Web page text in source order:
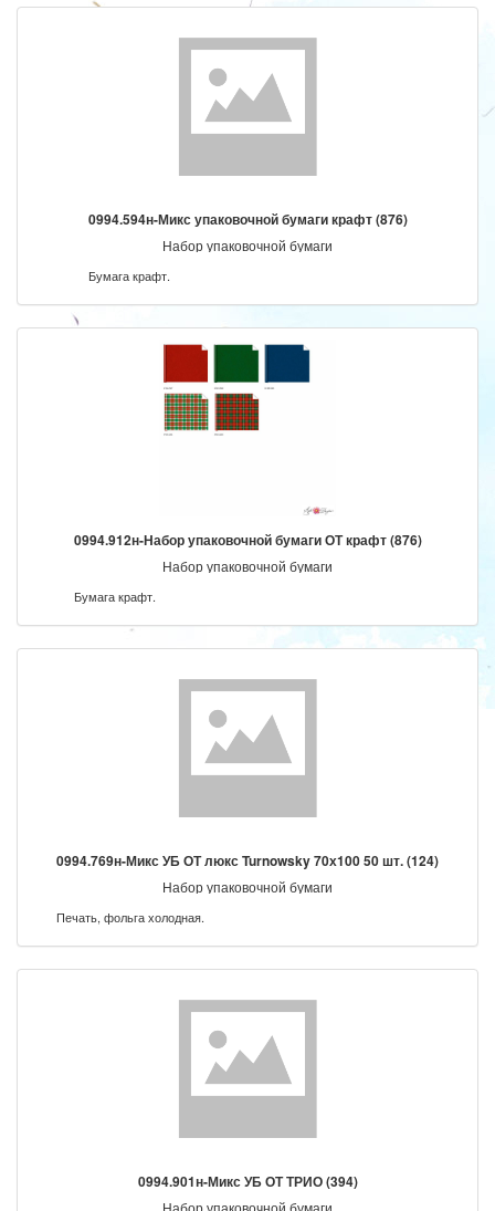
0994.594н-Микс упаковочной бумаги крафт (876)
Набор упаковочной бумаги
Бумага крафт.
0994.912н-Набор упаковочной бумаги ОТ крафт (876)
Набор упаковочной бумаги
Бумага крафт.
0994.769н-Микс УБ ОТ люкс Turnowsky 70х100 50 шт. (124)
Набор упаковочной бумаги
Печать, фольга холодная.
0994.901н-Микс УБ ОТ ТРИО (394)
Набор упаковочной бумаги